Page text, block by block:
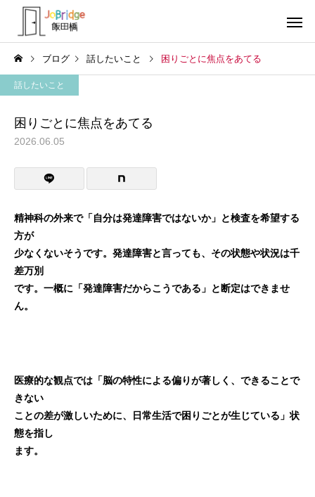
働き続けるための土台 全力禁止のススメ
ブログ 話したいこと 困りごとに焦点をあてる
話したいこと
困りごとに焦点をあてる
2026.06.05
精神科の外来で「自分は発達障害ではないか」と検査を希望する
方が
少なくないそうです。発達障害と言っても、その状態や状況は千
差万別
です。一概に「発達障害だからこうである」と断定はできませ
ん。
医療的な観点では「脳の特性による偏りが著しく、できることで
きない
ことの差が激しいために、日常生活で困りごとが生じている」状
態を指し
ます。